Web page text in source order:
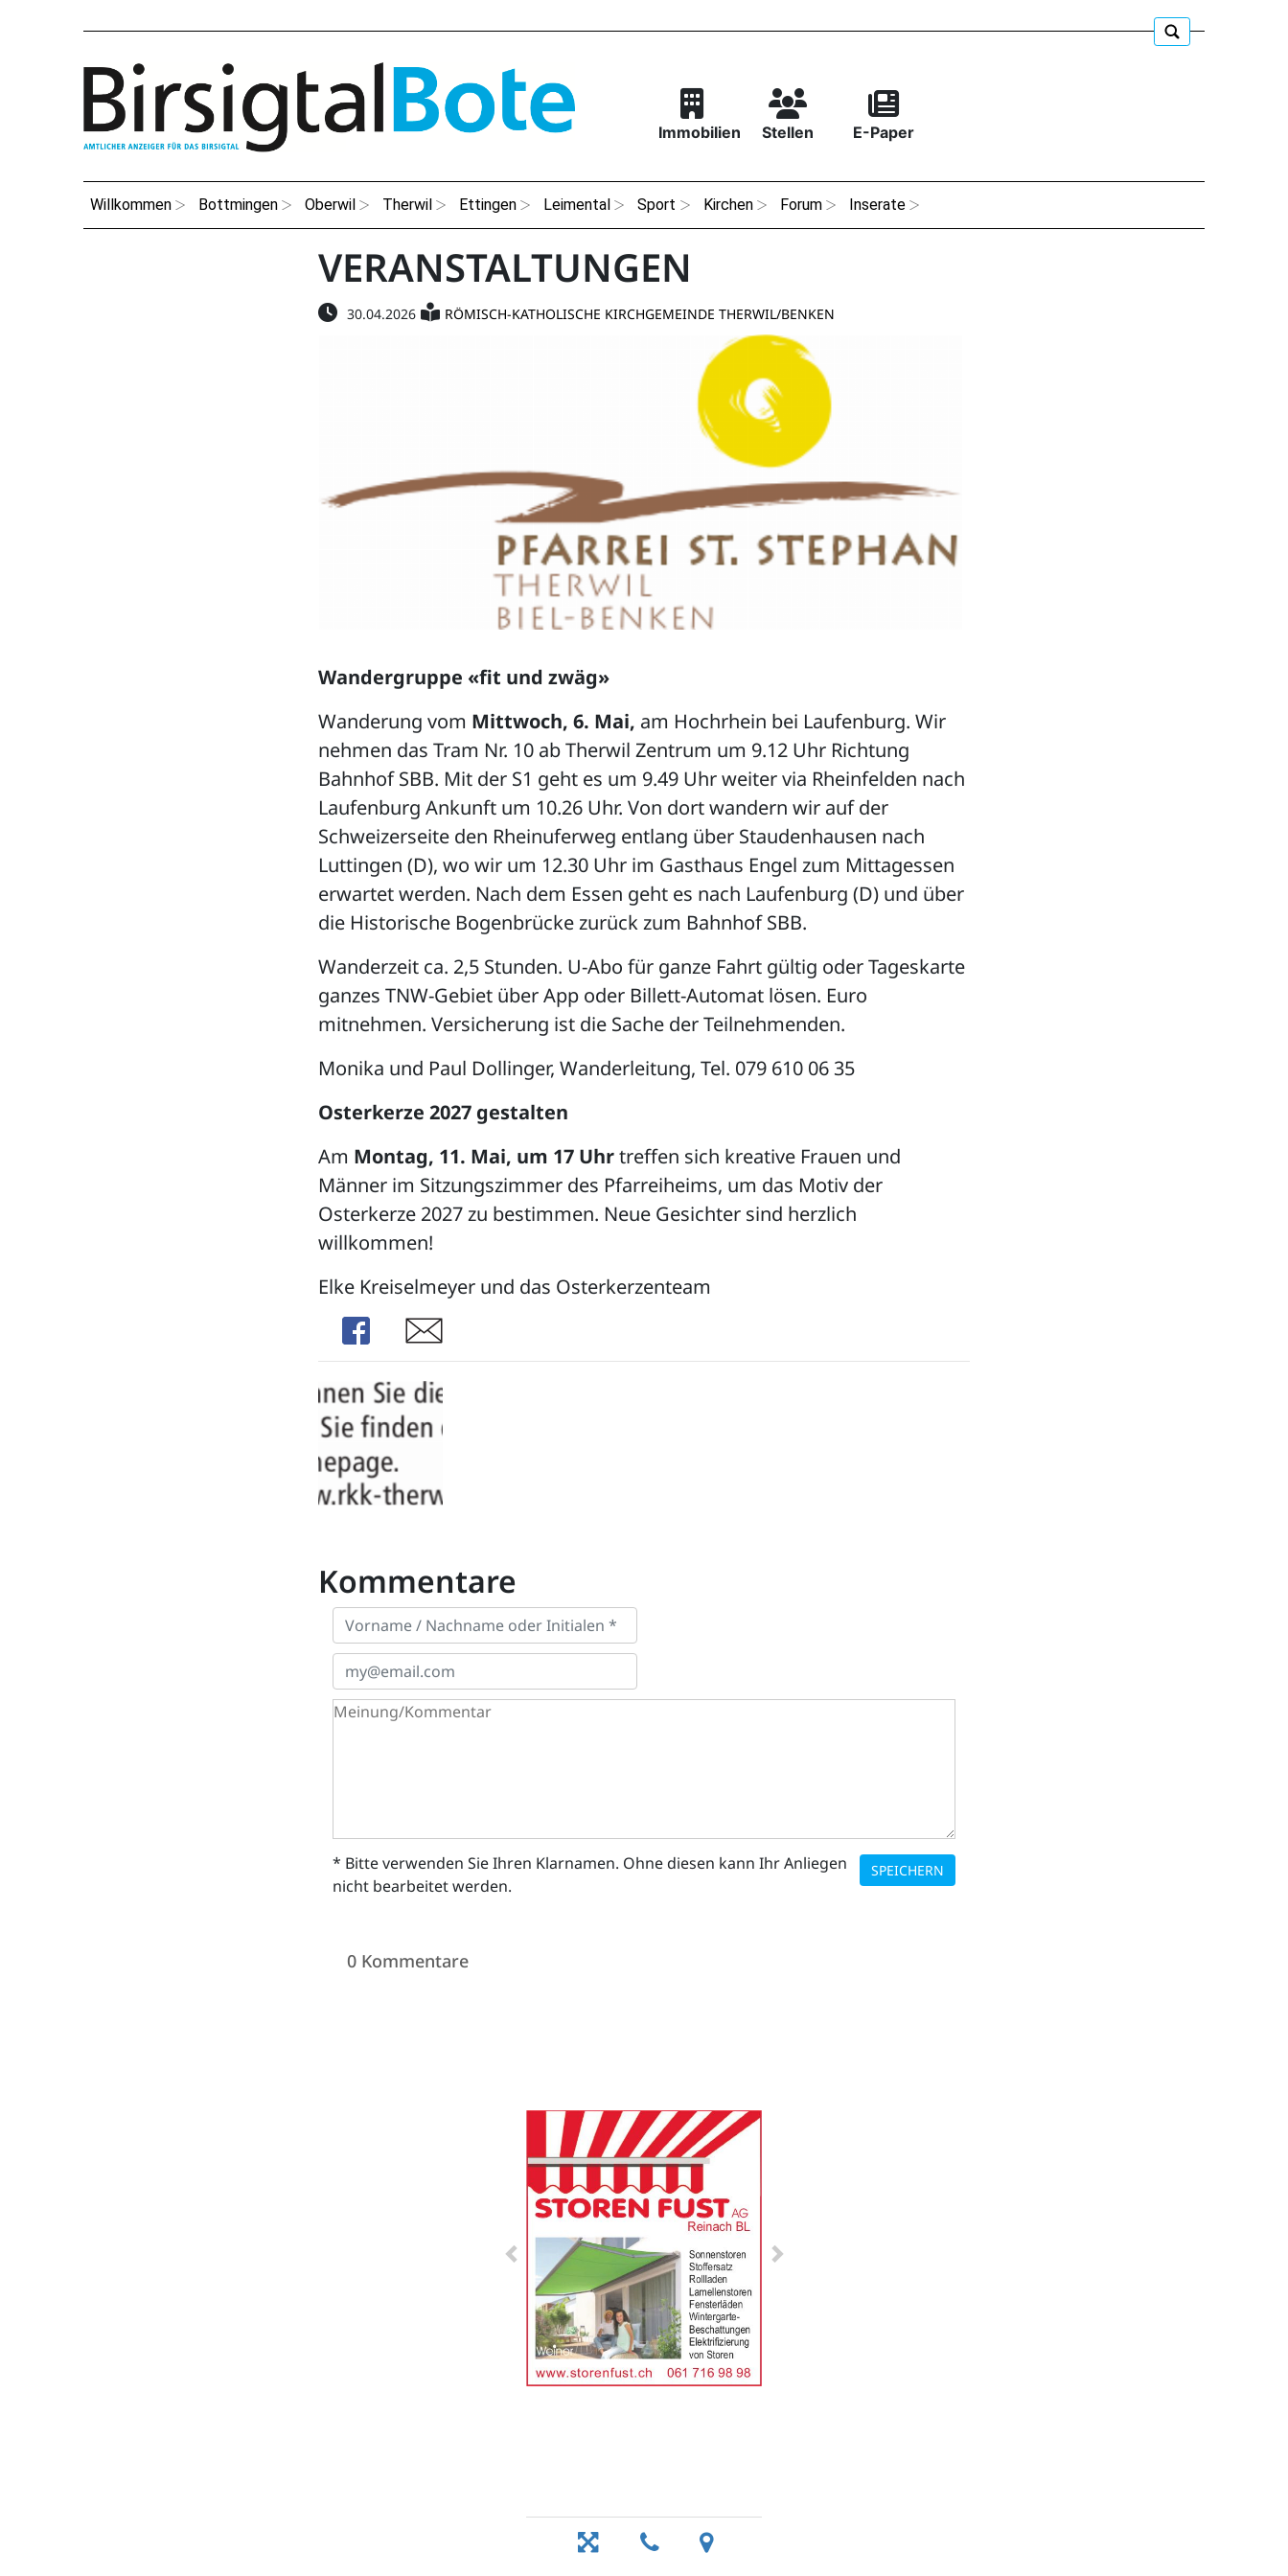
Immobilien Stellen E-Paper
Willkommen Bottmingen Oberwil Therwil Ettingen Leimental Sport Kirchen Forum Inserate
VERANSTALTUNGEN
30.04.2026 RÖMISCH-KATHOLISCHE KIRCHGEMEINDE THERWIL/BENKEN
Wandergruppe «fit und zwäg»
Wanderung vom Mittwoch, 6. Mai, am Hochrhein bei Laufenburg. Wir
nehmen das Tram Nr. 10 ab Therwil Zentrum um 9.12 Uhr Richtung
Bahnhof SBB. Mit der S1 geht es um 9.49 Uhr weiter via Rheinfelden nach
Laufenburg Ankunft um 10.26 Uhr. Von dort wandern wir auf der
Schweizerseite den Rheinuferweg entlang über Staudenhausen nach
Luttingen (D), wo wir um 12.30 Uhr im Gasthaus Engel zum Mittagessen
erwartet werden. Nach dem Essen geht es nach Laufenburg (D) und über
die Historische Bogenbrücke zurück zum Bahnhof SBB.
Wanderzeit ca. 2,5 Stunden. U-Abo für ganze Fahrt gültig oder Tageskarte
ganzes TNW-Gebiet über App oder Billett-Automat lösen. Euro
mitnehmen. Versicherung ist die Sache der Teilnehmenden.
Monika und Paul Dollinger, Wanderleitung, Tel. 079 610 06 35
Osterkerze 2027 gestalten
Am Montag, 11. Mai, um 17 Uhrtreffen sich kreative Frauen und
Männer im Sitzungszimmer des Pfarreiheims, um das Motiv der
Osterkerze 2027 zu bestimmen. Neue Gesichter sind herzlich
willkommen!
Elke Kreiselmeyer und das Osterkerzenteam
Share
Share
Kommentare
SPEICHERN
* Bitte verwenden Sie Ihren Klarnamen. Ohne diesen kann Ihr Anliegen
nicht bearbeitet werden.
0 Kommentare